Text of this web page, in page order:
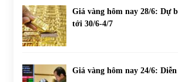
Giá vàng hôm nay 28/6: Dự
tới 30/6-4/7
Giá vàng hôm nay 24/6: